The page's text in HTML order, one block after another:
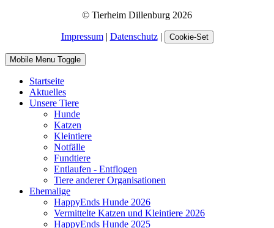
© Tierheim Dillenburg 2026
Impressum| Datenschutz| Cookie-Set
Mobile Menu Toggle
Startseite
Aktuelles
Unsere Tiere
Hunde
Katzen
Kleintiere
Notfälle
Fundtiere
Entlaufen - Entflogen
Tiere anderer Organisationen
Ehemalige
HappyEnds Hunde 2026
Vermittelte Katzen und Kleintiere 2026
HappyEnds Hunde 2025